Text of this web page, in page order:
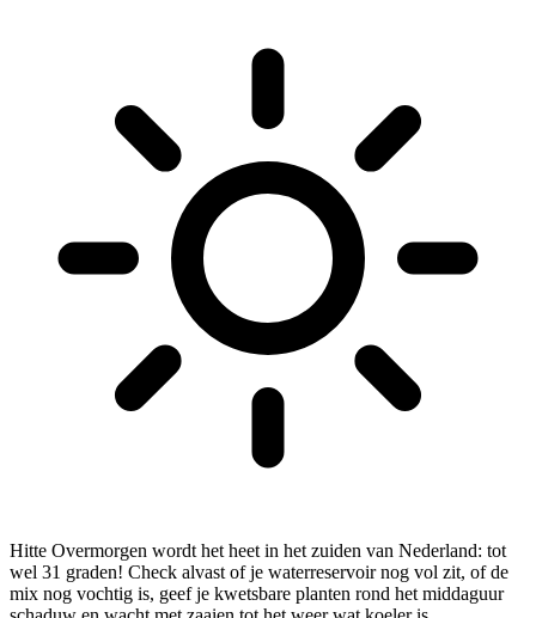
Hitte Overmorgen wordt het heet in het zuiden van Nederland: tot
wel 31 graden! Check alvast of je waterreservoir nog vol zit, of de
mix nog vochtig is, geef je kwetsbare planten rond het middaguur